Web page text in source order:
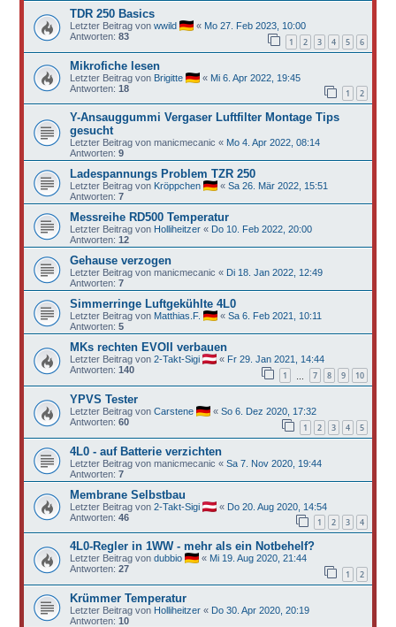
TDR 250 Basics
Letzter Beitrag von wwild « Mo 27. Feb 2023, 10:00
Antworten: 83 1 2 3 4 5 6
Mikrofiche lesen
Letzter Beitrag von Brigitte « Mi 6. Apr 2022, 19:45
Antworten: 18 1 2
Y-Ansauggummi Vergaser Luftfilter Montage Tips
gesucht
Letzter Beitrag von manicmecanic « Mo 4. Apr 2022, 08:14
Antworten: 9
Ladespannungs Problem TZR 250
Letzter Beitrag von Kröppchen « Sa 26. Mär 2022, 15:51
Antworten: 7
Messreihe RD500 Temperatur
Letzter Beitrag von Holliheitzer« Do 10. Feb 2022, 20:00
Antworten: 12
Gehause verzogen
Letzter Beitrag von manicmecanic « Di 18. Jan 2022, 12:49
Antworten: 7
Simmerringe Luftgekühlte 4L0
Letzter Beitrag von Matthias.F. « Sa 6. Feb 2021, 10:11
Antworten: 5
MKs rechten EVOII verbauen
Letzter Beitrag von 2-Takt-Sigi « Fr 29. Jan 2021, 14:44
Antworten: 140 1 7 8 9 10
YPVS Tester
Letzter Beitrag von Carstene « So 6. Dez 2020, 17:32
Antworten: 60 1 2 3 4 5
4L0 - auf Batterie verzichten
Letzter Beitrag von manicmecanic « Sa 7. Nov 2020, 19:44
Antworten: 7
Membrane Selbstbau
Letzter Beitrag von 2-Takt-Sigi « Do 20. Aug 2020, 14:54
Antworten: 46 1 2 3 4
4L0-Regler in 1WW - mehr als ein Notbehelf?
Letzter Beitrag von dubbio « Mi 19. Aug 2020, 21:44
Antworten: 27 1 2
Krümmer Temperatur
Letzter Beitrag von Holliheitzer« Do 30. Apr 2020, 20:19
Antworten: 10